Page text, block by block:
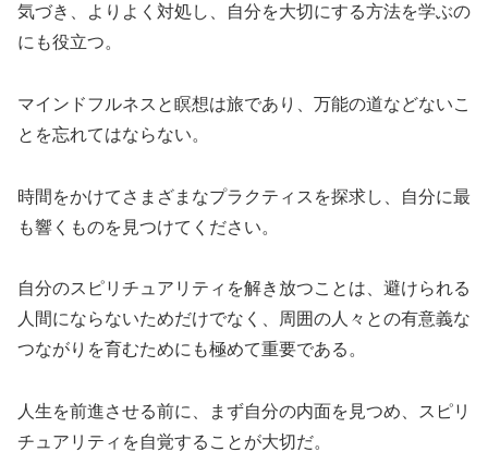
気づき、よりよく対処し、自分を大切にする方法を学ぶの
にも役立つ。
マインドフルネスと瞑想は旅であり、万能の道などないこ
とを忘れてはならない。
時間をかけてさまざまなプラクティスを探求し、自分に最
も響くものを見つけてください。
自分のスピリチュアリティを解き放つことは、避けられる
人間にならないためだけでなく、周囲の人々との有意義な
つながりを育むためにも極めて重要である。
人生を前進させる前に、まず自分の内面を見つめ、スピリ
チュアリティを自覚することが大切だ。